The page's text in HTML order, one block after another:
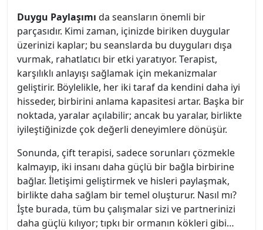
Duygu Paylaşımı da seansların önemli bir
parçasıdır. Kimi zaman, içinizde biriken duygular
üzerinizi kaplar; bu seanslarda bu duyguları dışa
vurmak, rahatlatıcı bir etki yaratıyor. Terapist,
karşılıklı anlayışı sağlamak için mekanizmalar
geliştirir. Böylelikle, her iki taraf da kendini daha iyi
hisseder, birbirini anlama kapasitesi artar. Başka bir
noktada, yaralar açılabilir; ancak bu yaralar, birlikte
iyileştiğinizde çok değerli deneyimlere dönüşür.
Sonunda, çift terapisi, sadece sorunları çözmekle
kalmayıp, iki insanı daha güçlü bir bağla birbirine
bağlar. İletişimi geliştirmek ve hisleri paylaşmak,
birlikte daha sağlam bir temel oluşturur. Nasıl mı?
İşte burada, tüm bu çalışmalar sizi ve partnerinizi
daha güçlü kılıyor; tıpkı bir ormanın kökleri gibi…